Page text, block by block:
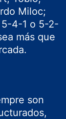
Miloc;
5-4-1 o 5-2-
más que
son